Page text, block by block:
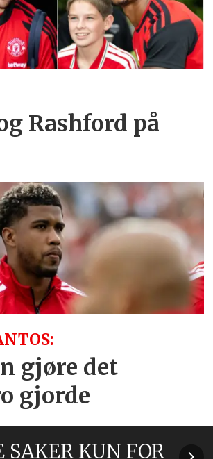
Rashford på
gjøre det
gjorde
SAKER KUN FOR